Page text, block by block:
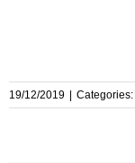
19/12/2019 Categories: